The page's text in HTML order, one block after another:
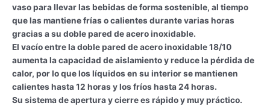
vaso para llevar las bebidas de forma sostenible, al tiempo
que las mantiene frías o calientes durante varias horas
gracias a su doble pared de acero inoxidable.
El vacío entre la doble pared de acero inoxidable 18/10
aumenta la capacidad de aislamiento y reduce la pérdida de
calor, por lo que los líquidos en su interior se mantienen
calientes hasta 12 horas y los fríos hasta 24 horas.
Su sistema de apertura y cierre es rápido y muy práctico.